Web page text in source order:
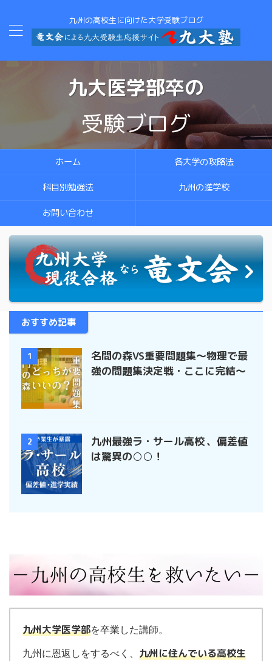
九州の高校生に向けた大学受験ブログ
九大医学部卒の
受験ブログ
ホーム 各大学の攻略法
科目別勉強法 九州の進学校
お問い合わせ
おすすめ記事
1
名問の森VS重要問題集〜物理で最
強の問題集決定戦・ここに完結〜
2
九州最強ラ・サール高校 、偏差値
は驚異の○○！
九州大学医学部を卒業した講師。
九州に恩返しをするべく、 九州に住んでいる高校生